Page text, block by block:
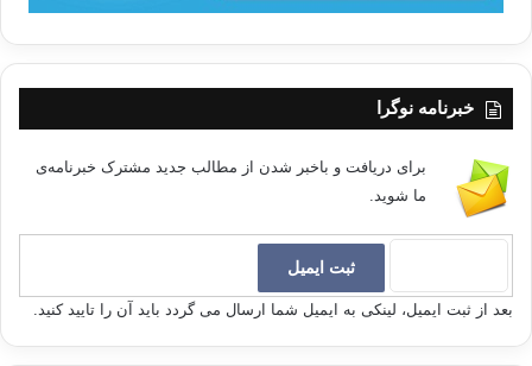
خبرنامه نوگرا
برای دریافت و باخبر شدن از مطالب جدید مشترک خبرنامه‌ی
ما شوید.
بعد از ثبت ایمیل، لینکی به ایمیل شما ارسال می گردد باید آن را تایید کنید.